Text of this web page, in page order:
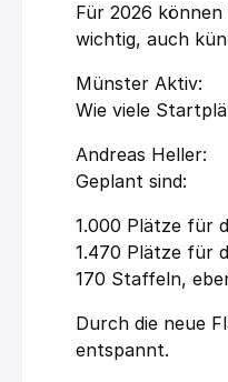
Für 2026
wichtig, auch
Münster Aktiv:
Wie viele
Andreas Heller:
Geplant sind:
1.000 Plätze für
1.470 Plätze für
170 Staffeln,
Durch die neue
entspannt.